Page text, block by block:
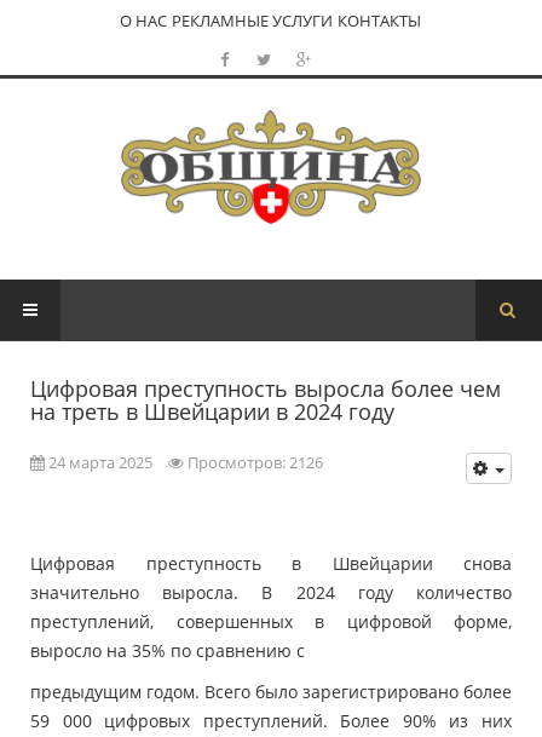
О НАС РЕКЛАМНЫЕ УСЛУГИ КОНТАКТЫ
Цифровая преступность выросла более чем
на треть в Швейцарии в 2024 году
24 марта 2025 Просмотров: 2126
Цифровая преступность в Швейцарии снова
значительно выросла. В 2024 году количество
преступлений, совершенных в цифровой форме,
выросло на 35% по сравнению с
предыдущим годом. Всего было зарегистрировано более
59 000 цифровых преступлений. Более 90% из них